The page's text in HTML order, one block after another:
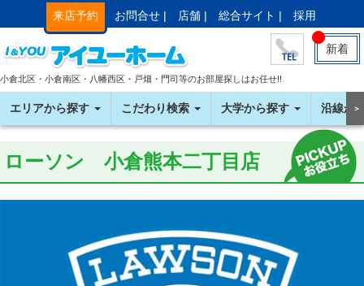
来店予約 お問合せ | 店舗 | 総合サイト | 採用
新着
小倉北区・小倉南区・八幡西区・戸畑・門司等のお部屋探しはお任せ!!
エリアから探す こだわり検索 大学から探す 沿線か＞
ローソン 小倉熊本二丁目店